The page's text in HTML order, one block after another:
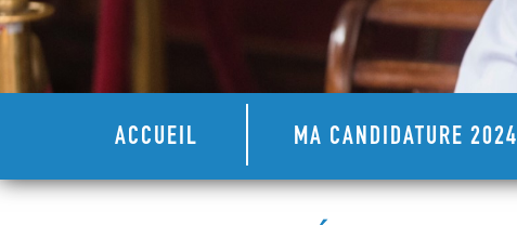
ACCUEIL MA CANDIDATURE 2024